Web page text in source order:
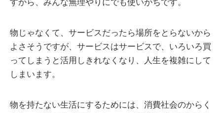
すから、みんな無理やりにでも使いがちです。
物じゃなくて、サービスだったら場所をとらないから
よさそうですが、サービスはサービスで、いろいろ買
ってしまうと活用しきれなくなり、人生を複雑にして
しまいます。
物を持たない生活にするためには、消費社会のからく